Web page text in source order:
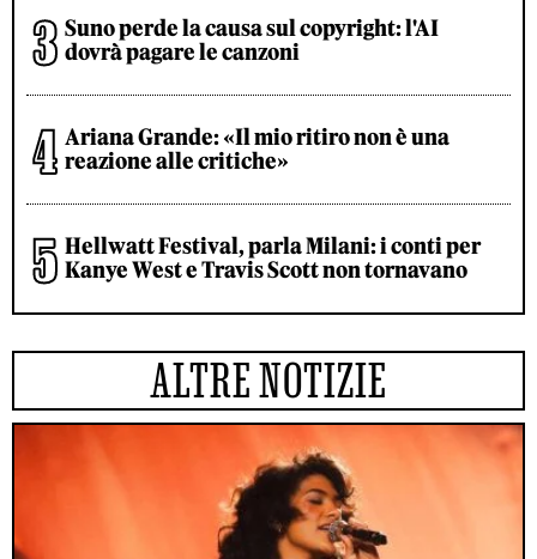
Suno perde la causa sul copyright: l'AI
dovrà pagare le canzoni
Ariana Grande: «Il mio ritiro non è una
reazione alle critiche»
Hellwatt Festival, parla Milani: i conti per
Kanye West e Travis Scott non tornavano
ALTRE NOTIZIE